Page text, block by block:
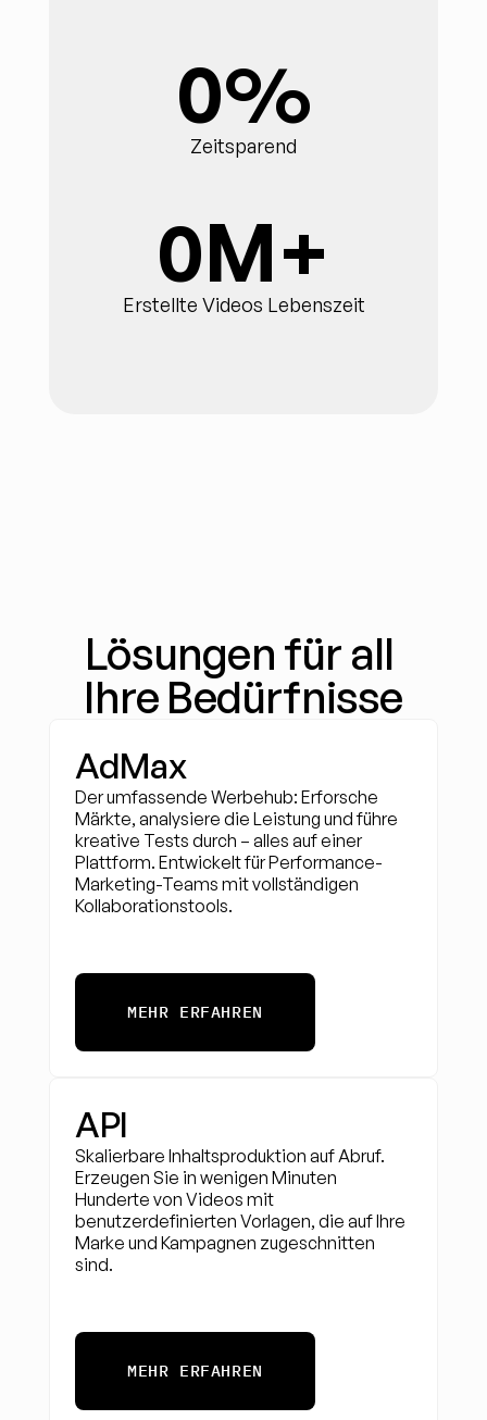
0%
Zeitsparend
0M+
Erstellte Videos Lebenszeit
Lösungen für all
Ihre Bedürfnisse
AdMax
Der umfassende Werbehub: Erforsche
Märkte, analysiere die Leistung und führe
kreative Tests durch – alles auf einer
Plattform. Entwickelt für Performance-
Marketing-Teams mit vollständigen
Kollaborationstools.
MEHR ERFAHREN
API
Skalierbare Inhaltsproduktion auf Abruf.
Erzeugen Sie in wenigen Minuten
Hunderte von Videos mit
benutzerdefinierten Vorlagen, die auf Ihre
Marke und Kampagnen zugeschnitten
sind.
MEHR ERFAHREN